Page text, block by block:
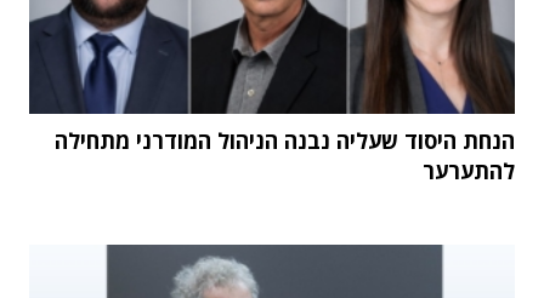
הנחת היסוד שעליה נבנה הניהול המודרני מתחילה
להתערער